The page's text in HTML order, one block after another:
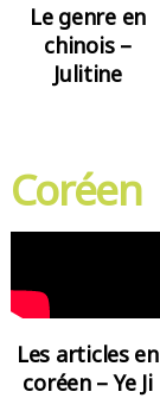
Le genre en
chinois –
Julitine
Coréen
Les articles en
coréen – Ye Ji